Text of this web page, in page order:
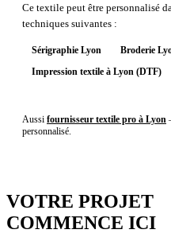
Ce textile peut être personnalisé
techniques suivantes :
Sérigraphie Lyon
Broderie
Impression textile à Lyon (DTF)
Aussi fournisseur textile pro à Lyon
personnalisé.
VOTRE PROJET
COMMENCE ICI